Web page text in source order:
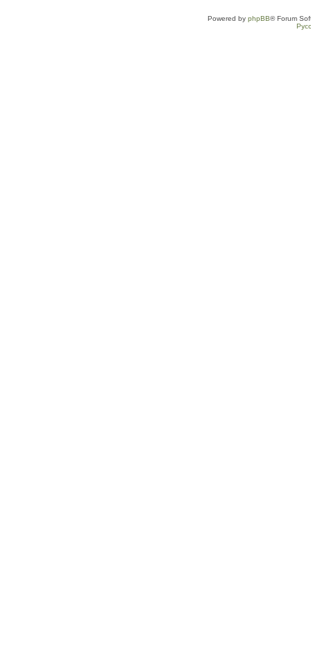
Powered by phpBB® Forum